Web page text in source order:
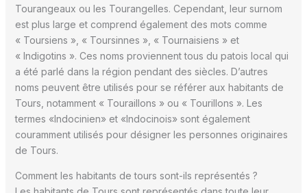
Tourangeaux ou les Tourangelles. Cependant, leur surnom
est plus large et comprend également des mots comme
« Toursiens », « Toursinnes », « Tournaisiens » et
« Indigotins ». Ces noms proviennent tous du patois local qui
a été parlé dans la région pendant des siècles. D’autres
noms peuvent être utilisés pour se référer aux habitants de
Tours, notamment « Touraillons » ou « Tourillons ». Les
termes «Indocinien» et «Indocinois» sont également
couramment utilisés pour désigner les personnes originaires
de Tours.
Comment les habitants de tours sont-ils représentés ?